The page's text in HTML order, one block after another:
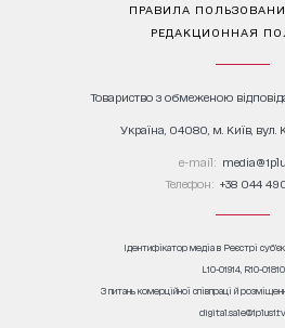
ПРАВИЛА
РЕДАКЦИОННАЯ
Товариство з обмеженою
Україна, 04080, м. Київ, вул.
е-mail:
Телефон: +38 044
Ідентифікатор медіа в Реєстрі
L10-01914, R10-01810
З питань комерційної співпраці й
digital.sale@1plus1.tv